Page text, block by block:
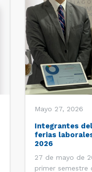
Mayo 27, 2026
Integrantes
ferias
2026
27 de mayo de
primer semestre